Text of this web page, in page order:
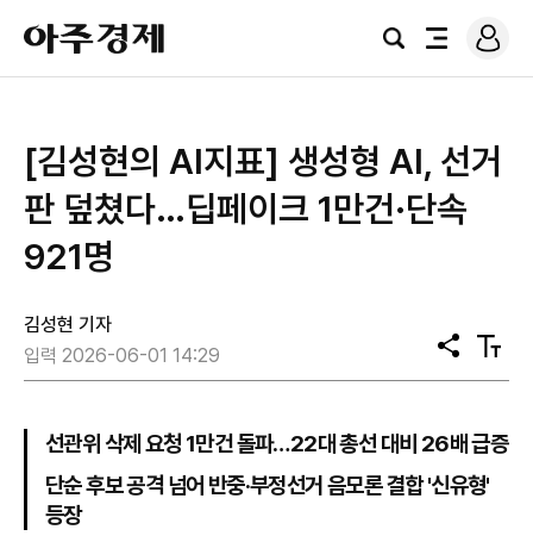
아
주
경
검
전
로
그
[김성현의 AI지표] 생성형 AI, 선거
판 덮쳤다…딥페이크 1만건·단속
921명
김성현 기자
입력 2026-06-01 14:29
공
유
텍
스
기
선관위 삭제 요청 1만건 돌파…22대 총선 대비 26배 급증
단순 후보 공격 넘어 반중·부정선거 음모론 결합 '신유형'
등장